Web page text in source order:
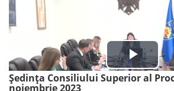
Ședința Consiliului Superior al
noiembrie 2023